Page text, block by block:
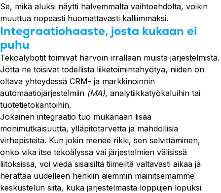
Se, mikä aluksi näytti halvemmalta vaihtoehdolta, voikin
muuttua nopeasti huomattavasti kalliimmaksi.
Integraatiohaaste, josta kukaan ei
puhu
Tekoälybotit toimivat harvoin irrallaan muista järjestelmistä.
Jotta ne toisivat todellista liiketoimintahyötyä, niiden on
oltava yhteydessä CRM- ja markkinoinnin
automaatiojärjestelmiin (MA), analytiikkatyökaluihin tai
tuotetietokantoihin.
Jokainen integraatio tuo mukanaan lisää
monimutkaisuutta, ylläpitotarvetta ja mahdollisia
virhepisteitä. Kun jokin menee rikki, sen selvittäminen,
onko vika itse tekoälyssä vai järjestelmien välisissä
liitoksissa, voi viedä sisäisiltä tiimeiltä valtavasti aikaa ja
herättää uudelleen henkiin aiemmin mainitsemamme
keskustelun siitä, kuka järjestelmästä loppujen lopuksi